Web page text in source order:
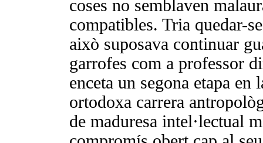
coses no semblaven
compatibles. Tria quedar-
això suposava continuar
garrofes com a professor
enceta un segona etapa en
ortodoxa carrera
de maduresa intel·lectual